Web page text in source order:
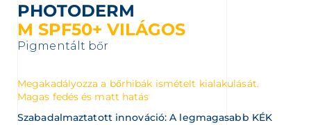
PHOTODERM
M SPF50+ VILÁGOS
Pigmentált bőr
Megakadályozza a bőrhibák ismételt kialakulását.
Magas fedés és matt hatás
Szabadalmaztatott innováció: A legmagasabb KÉK